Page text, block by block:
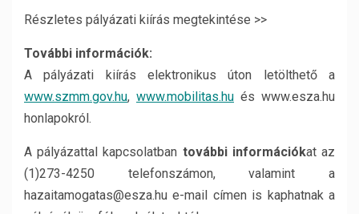
Részletes pályázati kiírás megtekintése >>
További információk:
A pályázati kiírás elektronikus úton letölthető a
www.szmm.gov.hu, www.mobilitas.hu és www.esza.hu
honlapokról.
A pályázattal kapcsolatban további információkat az
(1)273-4250 telefonszámon, valamint a
hazaitamogatas@esza.hu e-mail címen is kaphatnak a